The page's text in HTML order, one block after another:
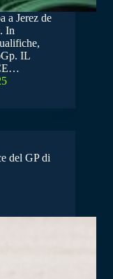
a Jerez de
In
IL
del GP di